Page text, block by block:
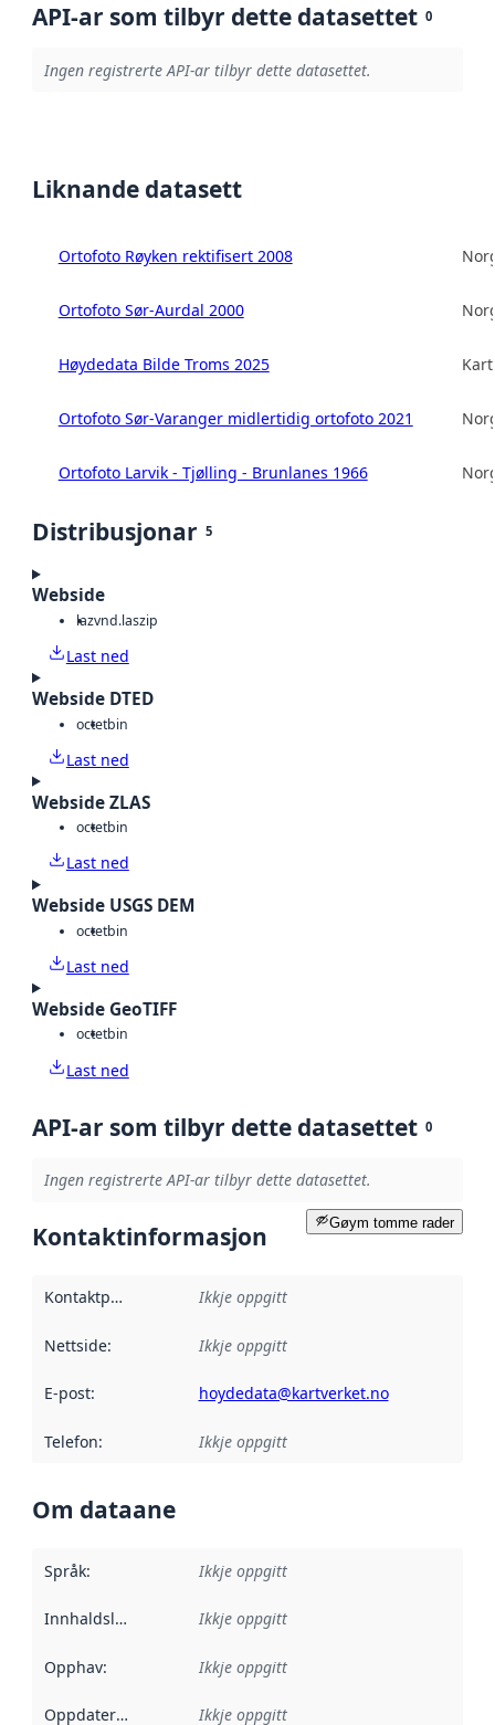
API-ar som tilbyr dette datasettet 0
Ingen registrerte API-ar tilbyr dette datasettet.
Liknande datasett
Ortofoto Røyken rektifisert 2008
Ortofoto Sør-Aurdal 2000
Høydedata Bilde Troms 2025
Ortofoto Sør-Varanger midlertidig ortofoto 2021
Ortofoto Larvik - Tjølling - Brunlanes 1966
Distribusjonar 5
Webside
lazvnd.laszip
Last ned
Webside DTED
octetbin
Last ned
Webside ZLAS
octetbin
Last ned
Webside USGS DEM
octetbin
Last ned
Webside GeoTIFF
octetbin
Last ned
API-ar som tilbyr dette datasettet 0
Ingen registrerte API-ar tilbyr dette datasettet.
Gøym tomme rader
Kontaktinformasjon
Kontaktpunkt Ikkje oppgitt
Nettside: Ikkje oppgitt
E-post: hoydedata@kartverket.no
Telefon: Ikkje oppgitt
Om dataane
Språk: Ikkje oppgitt
Innhaldsleverandørar :
Ikkje oppgitt
Opphav: Ikkje oppgitt
Oppdateringsfrekvens :
Ikkje oppgitt